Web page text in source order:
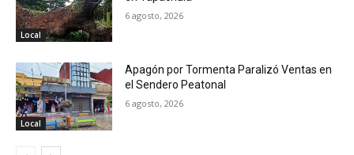
Local
6 agosto, 2026
Local
Apagón por Tormenta Paralizó Ventas en
el Sendero Peatonal
6 agosto, 2026